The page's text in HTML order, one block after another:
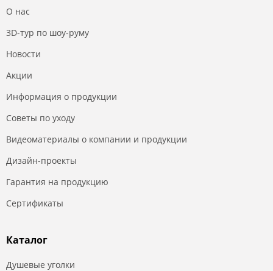
О нас
3D-тур по шоу-руму
Новости
Акции
Информация о продукции
Советы по уходу
Видеоматериалы о компании и продукции
Дизайн-проекты
Гарантия на продукцию
Сертификаты
Каталог
Душевые уголки